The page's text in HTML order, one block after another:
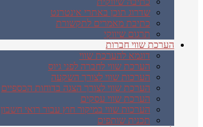
שדרוג תוכן באתרי אינטרנט
כתיבת מאמרים לתקשורת
תרגום שיווקי
הערכת שווי חברות
דוגמא להערכת שווי
הערכת שווי לחברה לפני גיוס
הערכות שווי לצורך השקעה
הערכת שווי לצורך הצגה בדוחות הכספיים
הערכת שווי עסקים
הערכות שווי במיקור חוץ עבור רואי חשבון
תכנית שותפים